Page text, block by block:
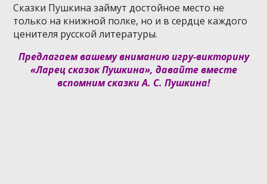
Сказки Пушкина займут достойное место не
только на книжной полке, но и в сердце каждого
ценителя русской литературы.
Предлагаем вашему вниманию игру-викторину
«Ларец сказок Пушкина», давайте вместе
вспомним сказки А. С. Пушкина!